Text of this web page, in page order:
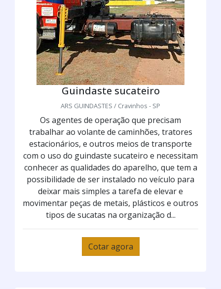
Guindaste sucateiro
ARS GUINDASTES / Cravinhos - SP
Os agentes de operação que precisam
trabalhar ao volante de caminhões, tratores
estacionários, e outros meios de transporte
com o uso do guindaste sucateiro e necessitam
conhecer as qualidades do aparelho, que tem a
possibilidade de ser instalado no veículo para
deixar mais simples a tarefa de elevar e
movimentar peças de metais, plásticos e outros
tipos de sucatas na organização d...
Cotar agora